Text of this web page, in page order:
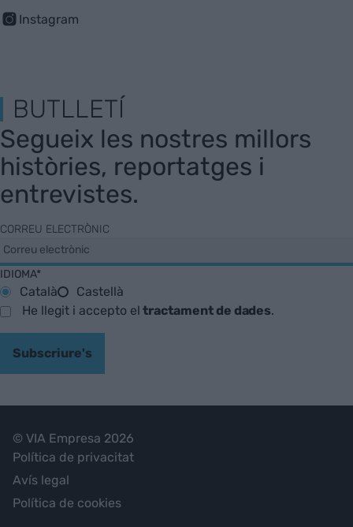
Instagram
BUTLLETÍ
Segueix les nostres millors
històries, reportatges i
entrevistes.
CORREU ELECTRÒNIC
IDIOMA*
Català
Castellà
He llegit i accepto eltractament de dades.
Subscriure's
© VIA Empresa 2026
Política de privacitat
Avís legal
Política de cookies